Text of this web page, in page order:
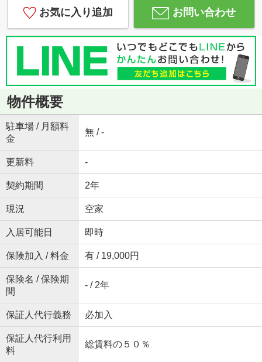
お気に入り追加 お問い合わせ
物件概要
駐車場 / 月額料
金
無 / -
更新料 -
契約期間 2年
現況 空家
入居可能日 即時
保険加入 / 料金 有 / 19,000円
保険名 / 保険期
間
- / 2年
保証人代行義務 必加入
保証人代行利用
料
総賃料の５０％